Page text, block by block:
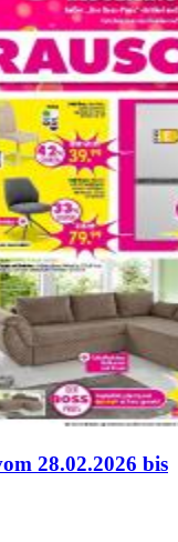
28.02.2026 bis